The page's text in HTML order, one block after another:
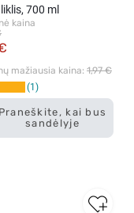
Praneškite, kai bus
sandėlyje
700 ml
kaina
mažiausia kaina: 1,97 €
1